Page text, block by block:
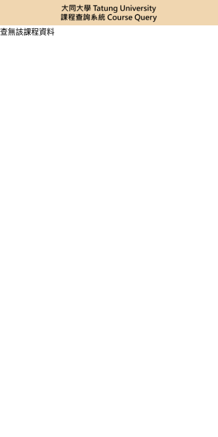
查無該課程資料